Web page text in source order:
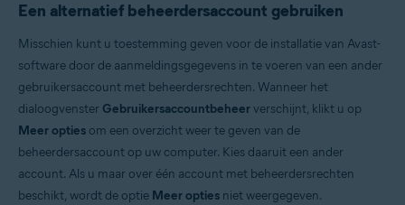
Een alternatief beheerdersaccount gebruiken
Misschien kunt u toestemming geven voor de installatie van Avast-
software door de aanmeldingsgegevens in te voeren van een ander
gebruikersaccount met beheerdersrechten. Wanneer het
dialoogvenster Gebruikersaccountbeheerverschijnt, klikt u op
Meer opties om een overzicht weer te geven van de
beheerdersaccount op uw computer. Kies daaruit een ander
account. Als u maar over één account met beheerdersrechten
beschikt, wordt de optie Meer opties niet weergegeven.